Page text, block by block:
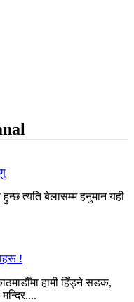
हुन्छ त्यति बेलासम्म हनुमान यही
!
हामी हिँड्ने सडक,